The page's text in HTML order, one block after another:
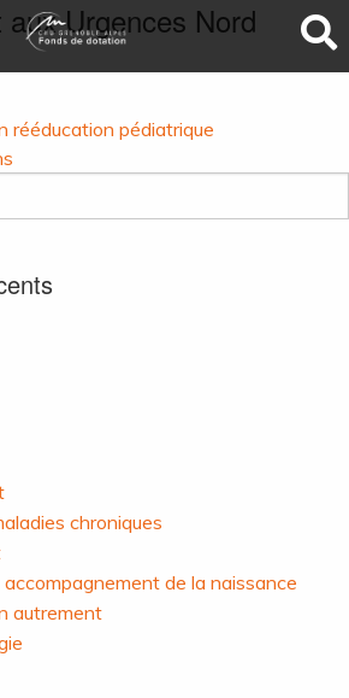
Urgences Nord
rééducation pédiatrique
chroniques
de la naissance
autrement